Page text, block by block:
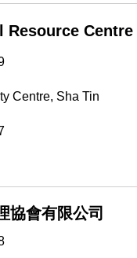
Resource Centre
Centre, Sha Tin
協會有限公司